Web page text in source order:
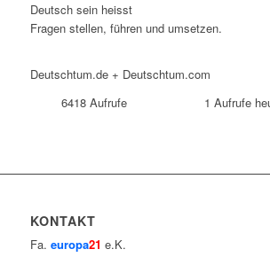
Deutsch sein heisst
Fragen stellen, führen und umsetzen.
Deutschtum.de + Deutschtum.com
6418 Aufrufe 1 Aufrufe
KONTAKT
Fa. europa21 e.K.